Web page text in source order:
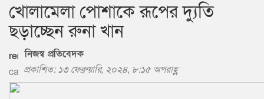
খোলামেলা পোশাকে রূপের দ্যুতি
ছড়াচ্ছেন রুনা খান
নিজস্ব প্রতিবেদক
প্রকাশিত: ১৩ ফেব্রুয়ারি, ২০২৪, ৮:১৫ অপরাহ্ণ